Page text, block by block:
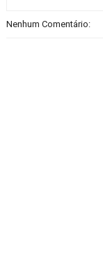
Nenhum Comentário: